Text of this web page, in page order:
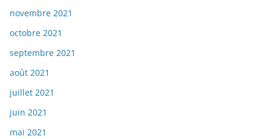
novembre 2021
octobre 2021
septembre 2021
août 2021
juillet 2021
juin 2021
mai 2021